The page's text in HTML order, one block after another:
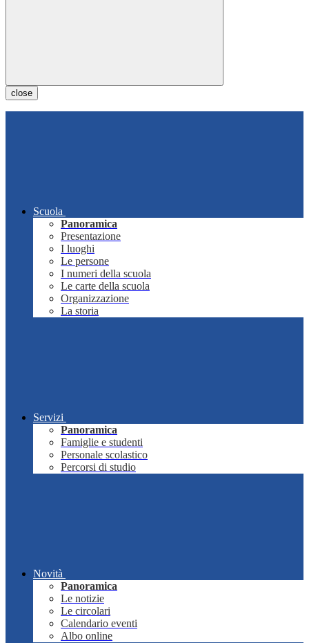
close
Scuola
Panoramica
Presentazione
I luoghi
Le persone
I numeri della scuola
Le carte della scuola
Organizzazione
La storia
Servizi
Panoramica
Famiglie e studenti
Personale scolastico
Percorsi di studio
Novità
Panoramica
Le notizie
Le circolari
Calendario eventi
Albo online